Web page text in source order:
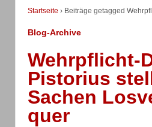
Startseite › Beiträge getagged
Blog-Archive
Wehrpflicht-
Pistorius
Sachen
quer